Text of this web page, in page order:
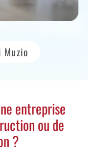
Muzio
entreprise
ou de
?